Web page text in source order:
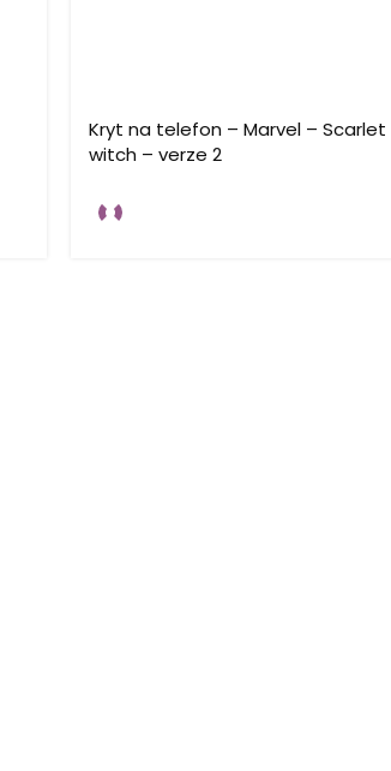
Kryt na telefon – Marvel – Scarlet
witch – verze 2